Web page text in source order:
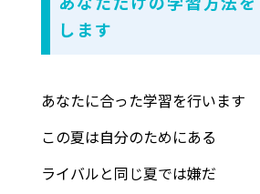
します
あなたに合った学習を行います
この夏は自分のためにある
ライバルと同じ夏では嫌だ